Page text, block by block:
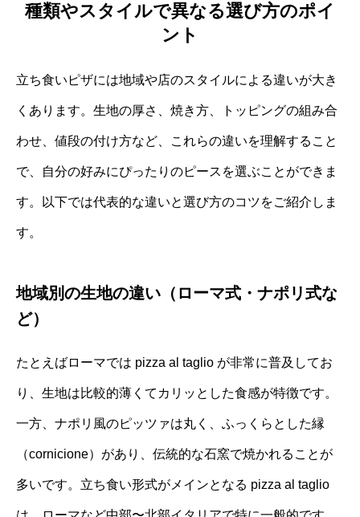
種類やスタイルで異なる選び方のポイ
ント
立ち食いピザには地域や店のスタイルによる違いが大き
くあります。生地の厚さ、焼き方、トッピングの組み合
わせ、値段の付け方など、これらの違いを理解すること
で、自分の好みにぴったりのピースを選ぶことができま
す。以下では代表的な違いと選び方のコツをご紹介しま
す。
地域別の生地の違い（ローマ式・ナポリ式な
ど）
たとえばローマでは pizza al taglio が非常に普及してお
り、生地は比較的薄くてカリッとした食感が特徴です。
一方、ナポリ風のピッツァは丸く、ふっくらとした縁
（cornicione）があり、伝統的な石窯で焼かれることが
多いです。立ち食い形式がメインとなる pizza al taglio